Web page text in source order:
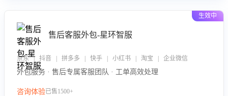
生效中
售后客服外包-星环智服
京东 | 抖音 | 拼多多 | 快手 | 小红书 | 淘宝 | 企业微信
外包服务 · 售后专属客服团队 · 工单高效处理
咨询体验已售1500+